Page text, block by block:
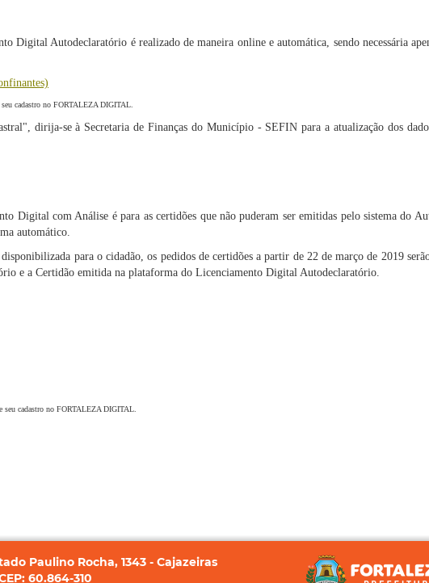
Digital Autodeclaratório é realizado de maneira online e automática, sendo necessária
cadastro no FORTALEZA DIGITAL.
dirija-se à Secretaria de Finanças do Município - SEFIN para a atualização dos
Digital com Análise é para as certidões que não puderam ser emitidas pelo sistema do
automático.
para o cidadão, os pedidos de certidões a partir de 22 de março de 2019
e a Certidão emitida na plataforma do Licenciamento Digital Autodeclaratório.
cadastro no FORTALEZA DIGITAL.
Paulino Rocha, 1343 - Cajazeiras
60.864-310